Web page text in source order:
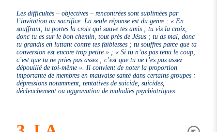
Les difficultés – objectives – rencontrées sont sublimées par
l’invitation au sacrifice. La seule réponse est du genre :« En
souffrant, tu portes la croix qui sauve tes amis ; tu vis la croix,
donc tu es sur le bon chemin, tout près de Jésus ; tu as mal, donc
tu grandis en luttant contre tes faiblesses ; tu souffres parce que ta
conversion est encore trop petite » ;« Si tu n’as pas tenu le coup,
c’est que tu ne pries pas assez ; c’est que tu ne t’es pas assez
dépouillé de toi-même ». Il convient de noter la proportion
importante de membres en mauvaise santé dans certains groupes :
dépressions notamment, tentatives de suicide, suicides,
déclenchement ou aggravation de maladies psychiatriques.